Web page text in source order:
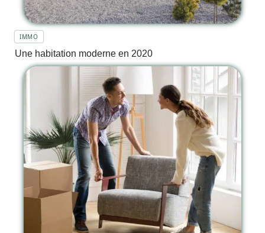
IMMO
Une habitation moderne en 2020